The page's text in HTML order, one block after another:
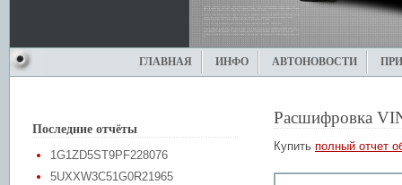
ГЛАВНАЯ ИНФО АВТОНОВОСТИ
Последние отчёты
1G1ZD5ST9PF228076
5UXXW3C51G0R21965
Расшифровка
Купить полный отчет